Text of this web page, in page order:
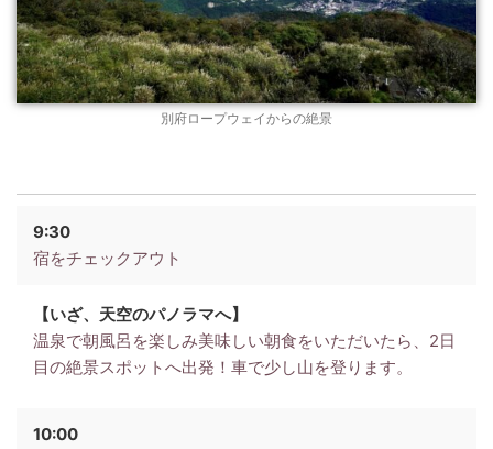
別府ロープウェイからの絶景
9:30
宿をチェックアウト
【いざ、天空のパノラマへ】
温泉で朝風呂を楽しみ美味しい朝食をいただいたら、2日
目の絶景スポットへ出発！車で少し山を登ります。
10:00